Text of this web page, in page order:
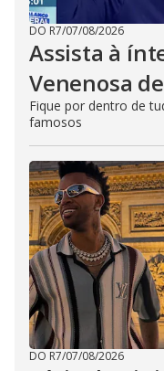
DO R7/07/08/2026
Assista à
Venenosa
Fique por dentro de
famosos
DO R7/07/08/2026